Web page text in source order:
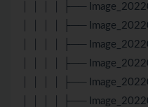
│ │ │ │ ├──
│ │ │ │ ├──
│ │ │ │ ├──
│ │ │ │ ├──
│ │ │ │ ├──
│ │ │ │ ├──